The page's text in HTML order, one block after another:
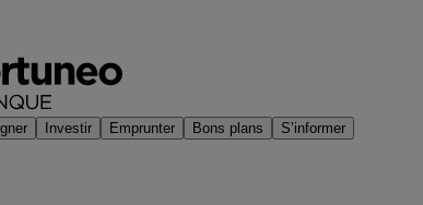
Investir Emprunter Bons plans S’informer